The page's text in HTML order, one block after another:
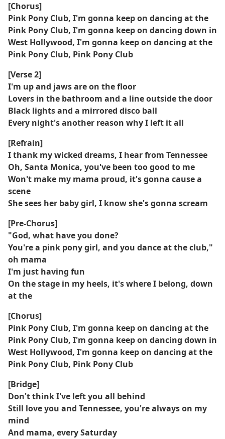
[Chorus]
Pink Pony Club, I'm gonna keep on dancing at the
Pink Pony Club, I'm gonna keep on dancing down in
West Hollywood, I'm gonna keep on dancing at the
Pink Pony Club, Pink Pony Club
[Verse 2]
I'm up and jaws are on the floor
Lovers in the bathroom and a line outside the door
Black lights and a mirrored disco ball
Every night's another reason why I left it all
[Refrain]
I thank my wicked dreams, I hear from Tennessee
Oh, Santa Monica, you've been too good to me
Won't make my mama proud, it's gonna cause a
scene
She sees her baby girl, I know she's gonna scream
[Pre-Chorus]
"God, what have you done?
You're a pink pony girl, and you dance at the club,"
oh mama
I'm just having fun
On the stage in my heels, it's where I belong, down
at the
[Chorus]
Pink Pony Club, I'm gonna keep on dancing at the
Pink Pony Club, I'm gonna keep on dancing down in
West Hollywood, I'm gonna keep on dancing at the
Pink Pony Club, Pink Pony Club
[Bridge]
Don't think I've left you all behind
Still love you and Tennessee, you're always on my
mind
And mama, every Saturday